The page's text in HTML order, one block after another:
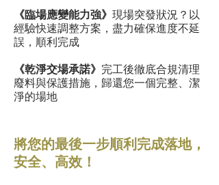
《臨場應變能力強》 現場突發狀況？以
經驗快速調整方案，盡力確保進度不延
誤，順利完成
《乾淨交場承諾》 完工後徹底合規清理
廢料與保護措施，歸還您一個完整、潔
淨的場地
將您的最後一步順利完成落地，
安全、高效！